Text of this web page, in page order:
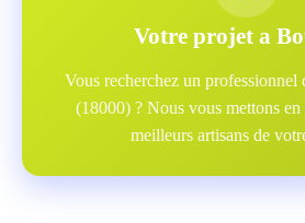
Votre projet a
Vous recherchez un professionnel
(18000) ? Nous vous mettons
meilleurs artisans de